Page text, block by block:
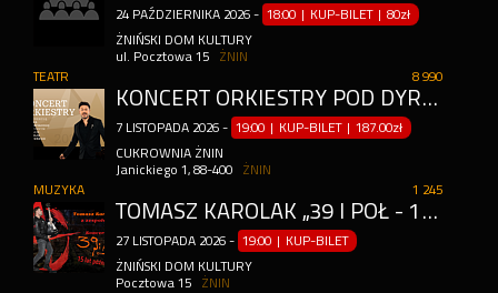
24 PAŹDZIERNIKA 2026 - 18:00 | KUP-BILET |80zł
ŻNIŃSKI DOM KULTURY
ul. Pocztowa 15
ŻNIN
8 990
TEATR
KONCERT ORKIESTRY POD DYREKCJĄ MIŁOSZA BUCHOWSKIEGO Z GOŚCINNYM UDZIAŁEM ANDRZEJA PIASECZNEGO
7 LISTOPADA 2026 - 19:00 | KUP-BILET |187.00zł
CUKROWNIA ŻNIN
Janickiego 1, 88-400
ŻNIN
1 245
MUZYKA
TOMASZ KAROLAK ,,39 I PÓŁ - 15 LAT PÓŹNIEJ"
27 LISTOPADA 2026 - 19:00 | KUP-BILET
ŻNIŃSKI DOM KULTURY
Pocztowa 15
ŻNIN